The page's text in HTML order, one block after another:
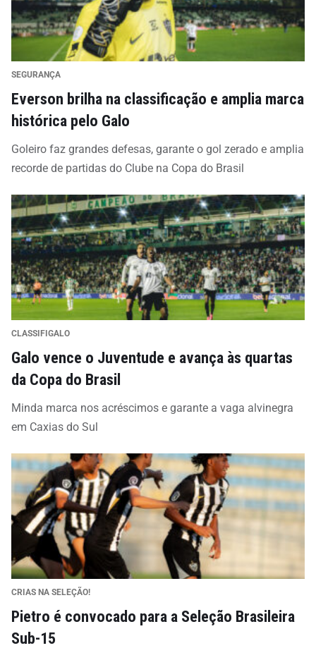
SEGURANÇA
Everson brilha na classificação e amplia marca
histórica pelo Galo
Goleiro faz grandes defesas, garante o gol zerado e amplia
recorde de partidas do Clube na Copa do Brasil
CLASSIFIGALO
Galo vence o Juventude e avança às quartas
da Copa do Brasil
Minda marca nos acréscimos e garante a vaga alvinegra
em Caxias do Sul
CRIAS NA SELEÇÃO!
Pietro é convocado para a Seleção Brasileira
Sub-15